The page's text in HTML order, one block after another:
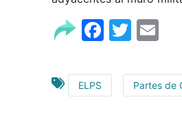
ELPS Partes de